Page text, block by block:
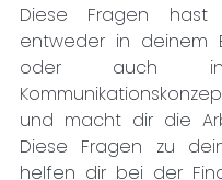
Diese Fragen
entweder in deinem
oder auch
und macht dir die
Diese Fragen zu